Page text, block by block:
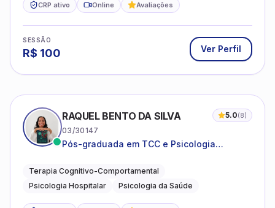
CRP ativo Online Avaliações
SESSÃO
R$ 100 Ver Perfil
RAQUEL BENTO DA SILVA 5.0(8)
03/30147
Pós-graduada em TCC e Psicologia
Terapia Cognitivo-Comportamental
Psicologia Hospitalar
Psicologia da Saúde